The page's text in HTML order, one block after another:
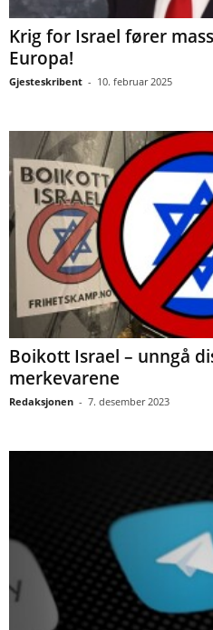
Krig for Israel fører
Europa!
Gjesteskribent - 10. februar 2025
Boikott Israel – unngå
merkevarene
Redaksjonen - 7. desember 2023